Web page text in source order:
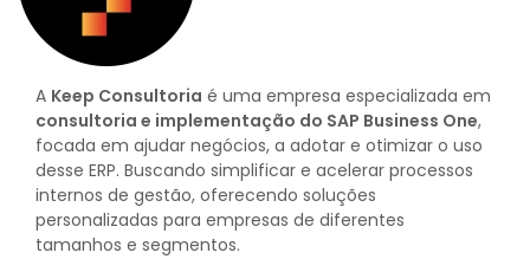
A Keep Consultoria é uma empresa especializada em
consultoria e implementação do SAP Business One,
focada em ajudar negócios, a adotar e otimizar o uso
desse ERP. Buscando simplificar e acelerar processos
internos de gestão, oferecendo soluções
personalizadas para empresas de diferentes
tamanhos e segmentos.